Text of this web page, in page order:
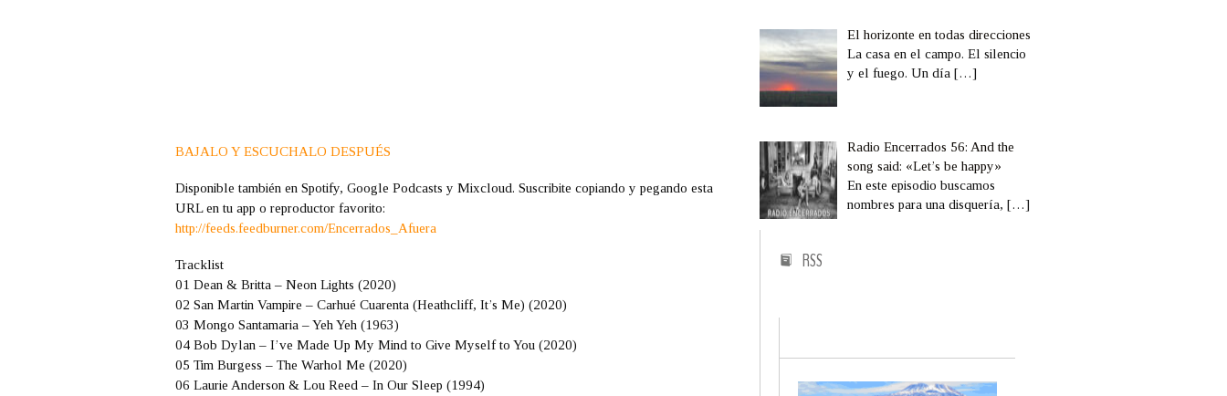
BAJALO Y ESCUCHALO DESPUÉS
Disponible también en Spotify, Google Podcasts y Mixcloud. Suscribite copiando y pegando esta
URL en tu app o reproductor favorito:
http://feeds.feedburner.com/Encerrados_Afuera
Tracklist
01 Dean & Britta – Neon Lights (2020)
02 San Martin Vampire – Carhué Cuarenta (Heathcliff, It’s Me) (2020)
03 Mongo Santamaria – Yeh Yeh (1963)
04 Bob Dylan – I’ve Made Up My Mind to Give Myself to You (2020)
05 Tim Burgess – The Warhol Me (2020)
06 Laurie Anderson & Lou Reed – In Our Sleep (1994)
El horizonte en todas direcciones
La casa en el campo. El silencio
y el fuego. Un día[…]
Radio Encerrados 56: And the
song said: «Let’s be happy»
En este episodio buscamos
nombres para una disquería,[…]
RSS